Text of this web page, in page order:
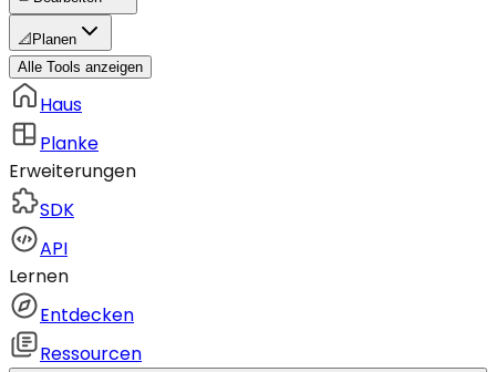
📐 Planen
Alle Tools anzeigen
Haus
Planke
Erweiterungen
SDK
API
Lernen
Entdecken
Ressourcen